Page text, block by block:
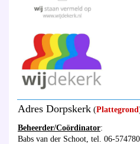
Adres Dorpskerk (Plattegrond
Beheerder/Coördinator:
Babs van der Schoot, tel. 06-